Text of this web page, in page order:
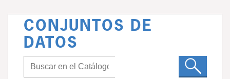
CONJUNTOS DE
DATOS